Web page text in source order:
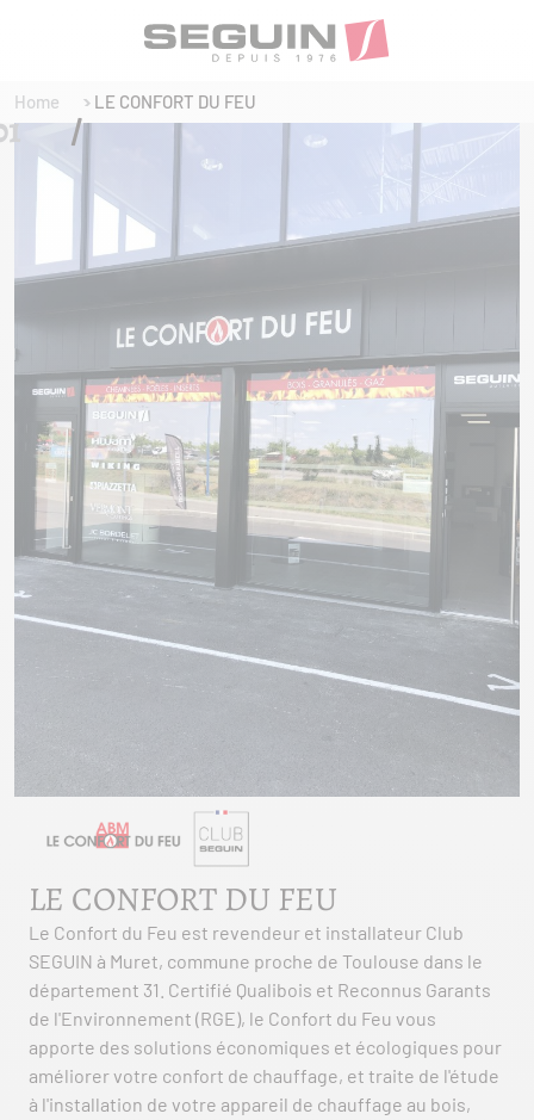
Home LE CONFORT DU FEU
LE CONFORT DU FEU
Le Confort du Feu est revendeur et installateur Club
SEGUIN à Muret, commune proche de Toulouse dans le
département 31. Certifié Qualibois et Reconnus Garants
de l'Environnement (RGE), le Confort du Feu vous
apporte des solutions économiques et écologiques pour
améliorer votre confort de chauffage, et traite de l'étude
à l'installation de votre appareil de chauffage au bois,